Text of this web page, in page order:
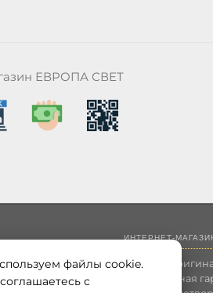
ЕВРОПА СВЕТ
ИНТЕРНЕТ-
и продает в России
продукция. Полноценная
файлы cookie.
с